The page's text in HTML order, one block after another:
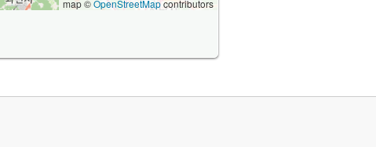
map ©OpenStreetMapcontributors